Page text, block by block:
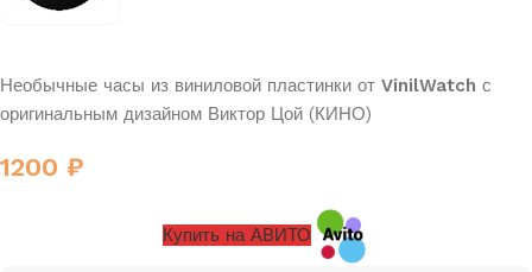
Необычные часы из виниловой пластинки от VinilWatch с
оригинальным дизайном Виктор Цой (КИНО)
1200 ₽
Купить на АВИТО